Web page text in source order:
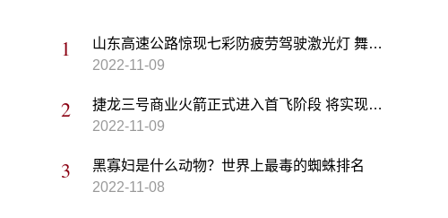
山东高速公路惊现七彩防疲劳驾驶激光灯 舞厅蹦迪既视感引网友围观
2022-11-09
捷龙三号商业火箭正式进入首飞阶段 将实现海上热发射里程碑式跨越
2022-11-09
黑寡妇是什么动物？世界上最毒的蜘蛛排名
2022-11-08